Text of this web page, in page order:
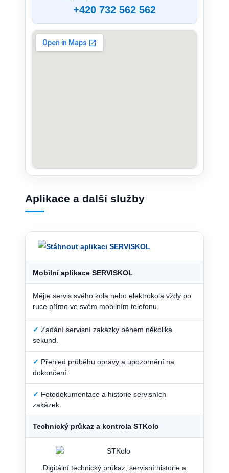
+420 732 562 562
Aplikace a další služby
Mobilní aplikace SERVISKOL
Mějte servis svého kola nebo elektrokola vždy po
ruce přímo ve svém mobilním telefonu.
✓ Zadání servisní zakázky během několika
sekund.
✓ Přehled průběhu opravy a upozornění na
dokončení.
✓ Fotodokumentace a historie servisních
zakázek.
Technický průkaz a kontrola STKolo
Digitální technický průkaz, servisní historie a